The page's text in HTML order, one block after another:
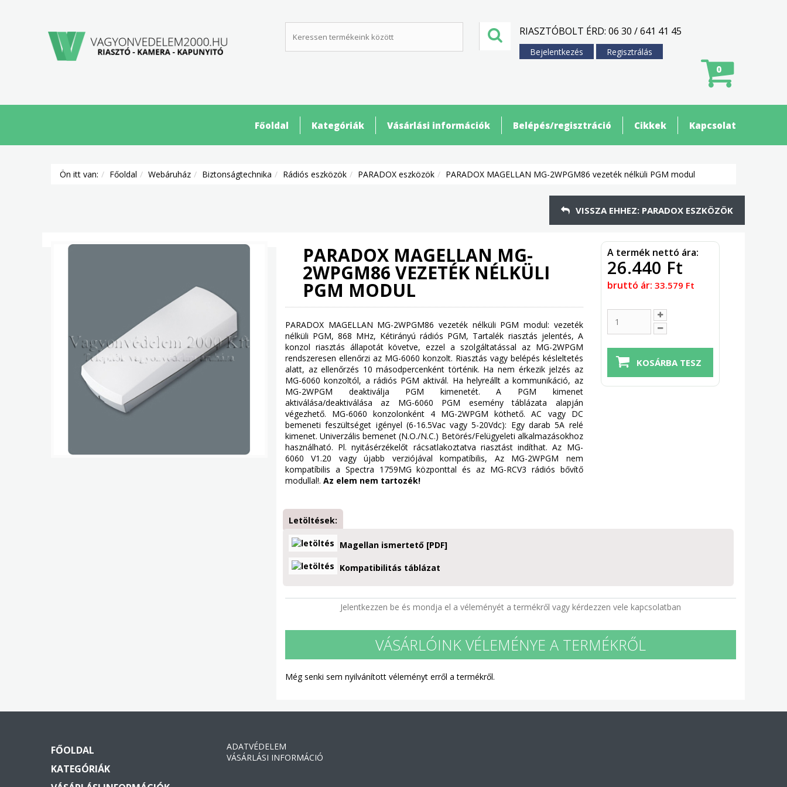
RIASZTÓBOLT ÉRD: 06 30 / 641 41 45
Bejelentkezés Regisztrálás
0
Főoldal Kategóriák Vásárlási információk Belépés/regisztráció Cikkek Kapcsolat
Ön itt van: Főoldal Webáruház Biztonságtechnika Rádiós eszközök PARADOX eszközök PARADOX MAGELLAN MG-2WPGM86 vezeték nélküli PGM modul
VISSZA EHHEZ: PARADOX ESZKÖZÖK
PARADOX MAGELLAN MG-
2WPGM86 VEZETÉK NÉLKÜLI
PGM MODUL
PARADOX MAGELLAN MG-2WPGM86 vezeték nélküli PGM modul: vezeték
nélküli PGM, 868 MHz, Kétirányú rádiós PGM, Tartalék riasztás jelentés, A
konzol riasztás állapotát követve, ezzel a szolgáltatással az MG-2WPGM
rendszeresen ellenőrzi az MG-6060 konzolt. Riasztás vagy belépés késleltetés
alatt, az ellenőrzés 10 másodpercenként történik. Ha nem érkezik jelzés az
MG-6060 konzoltól, a rádiós PGM aktivál. Ha helyreállt a kommunikáció, az
MG-2WPGM deaktiválja PGM kimenetét. A PGM kimenet
aktiválása/deaktiválása az MG-6060 PGM esemény táblázata alapján
végezhető. MG-6060 konzolonként 4 MG-2WPGM köthető. AC vagy DC
bemeneti feszültséget igényel (6-16.5Vac vagy 5-20Vdc): Egy darab 5A relé
kimenet. Univerzális bemenet (N.O./N.C.) Betörés/Felügyeleti alkalmazásokhoz
használható. Pl. nyitásérzékelőt rácsatlakoztatva riasztást indíthat. Az MG-
6060 V1.20 vagy újabb verziójával kompatíbilis, Az MG-2WPGM nem
kompatíbilis a Spectra 1759MG központtal és az MG-RCV3 rádiós bővítő
modullal!. Az elem nem tartozék!
A termék nettó ára:
26.440 Ft
bruttó ár: 33.579 Ft
Letöltések:
Magellan ismertető [PDF]
Kompatibilitás táblázat
Jelentkezzen be és mondja el a véleményét a termékről vagy kérdezzen vele kapcsolatban
VÁSÁRLÓINK VÉLEMÉNYE A TERMÉKRŐL
Még senki sem nyilvánított véleményt erről a termékről.
FŐOLDAL
KATEGÓRIÁK
ADATVÉDELEM
VÁSÁRLÁSI INFORMÁCIÓ